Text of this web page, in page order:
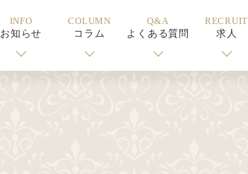
INFO
お知らせ
COLUMN
コラム
Q&A
よくある質問
RECRUIT
求人